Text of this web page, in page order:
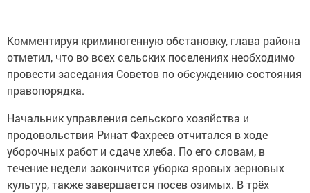
Комментируя криминогенную обстановку, глава района
отметил, что во всех сельских поселениях необходимо
провести заседания Советов по обсуждению состояния
правопорядка.
Начальник управления сельского хозяйства и
продовольствия Ринат Фахреев отчитался в ходе
уборочных работ и сдаче хлеба. По его словам, в
течение недели закончится уборка яровых зерновых
культур, также завершается посев озимых. В трёх